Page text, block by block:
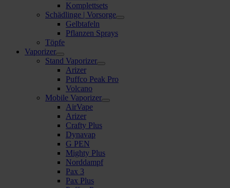
Komplettsets
Schädlinge | Vorsorge
Gelbtafeln
Pflanzen Sprays
Töpfe
Vaporizer
Stand Vaporizer
Arizer
Puffco Peak Pro
Volcano
Mobile Vaporizer
AirVape
Arizer
Crafty Plus
Dynavap
G PEN
Mighty Plus
Norddampf
Pax 3
Pax Plus